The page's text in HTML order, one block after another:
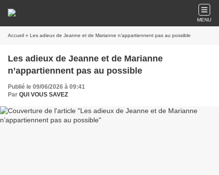
MENU
Accueil » Les adieux de Jeanne et de Marianne n’appartiennent pas au possible
Les adieux de Jeanne et de Marianne
n’appartiennent pas au possible
Publié le 09/06/2026 à 09:41
Par QUI VOUS SAVEZ